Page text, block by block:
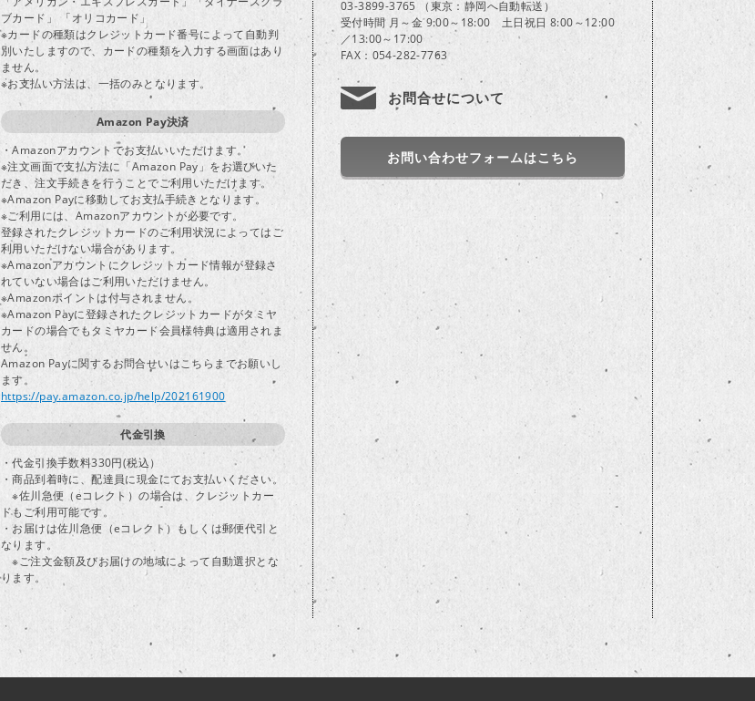
ブカード」 「オリコカード」
※カードの種類はクレジットカード番号によって自動判
別いたしますので、カードの種類を入力する画面はあり
ません。
※お支払い方法は、一括のみとなります。
Amazon Pay決済
・Amazonアカウントでお支払いいただけます。
※注文画面で支払方法に「Amazon Pay」をお選びいた
だき、注文手続きを行うことでご利用いただけます。
※Amazon Payに移動してお支払手続きとなります。
※ご利用には、Amazonアカウントが必要です。
登録されたクレジットカードのご利用状況によってはご
利用いただけない場合があります。
※Amazonアカウントにクレジットカード情報が登録さ
れていない場合はご利用いただけません。
※Amazonポイントは付与されません。
※Amazon Payに登録されたクレジットカードがタミヤ
カードの場合でもタミヤカード会員様特典は適用されま
せん。
Amazon Payに関するお問合せいはこちらまでお願いし
ます。
https://pay.amazon.co.jp/help/202161900
代金引換
・代金引換手数料330円(税込）
・商品到着時に、配達員に現金にてお支払いください。
※佐川急便（eコレクト）の場合は、クレジットカー
ドもご利用可能です。
・お届けは佐川急便（eコレクト）もしくは郵便代引と
なります。
※ご注文金額及びお届けの地域によって自動選択とな
ります。
03-3899-3765 （東京：静岡へ自動転送）
受付時間 月～金 9:00～18:00 土日祝日 8:00～12:00
／13:00～17:00
FAX：054-282-7763
お問合せについて
お問い合わせフォームはこちら